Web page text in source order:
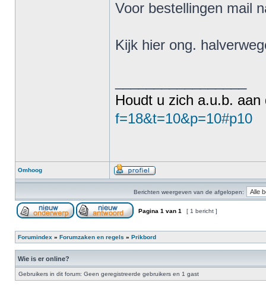
Voor bestellingen mail
Kijk hier ong.
Houdt u zich a.u.b.
f=18&t=10&p=10#p10
Omhoog
Berichten weergeven van de afgelopen:
Pagina 1 van 1 [ 1 bericht ]
Forumindex » Forumzaken en regels » Prikbord
Wie is er online?
Gebruikers in dit forum: Geen geregistreerde gebruikers en 1 gast